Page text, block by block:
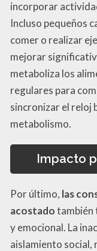
incorporar
Incluso pequeños
comer o realizar
mejorar
metaboliza los
regulares para
sincronizar el reloj
metabolismo.
Impacto
Por último, las
acostadotambién
y emocional. La
aislamiento social,